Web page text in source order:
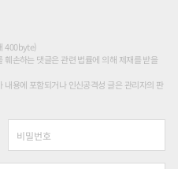
400byte)
손하는 댓글은 관련 법률에 의해 제재를 받을
용에 포함되거나 인신공격성 글은 관리자의 판